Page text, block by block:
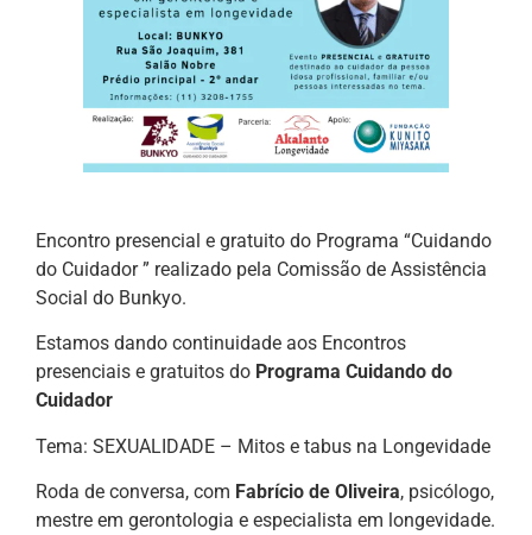
Encontro presencial e gratuito do Programa “Cuidando
do Cuidador ” realizado pela Comissão de Assistência
Social do Bunkyo.
Estamos dando continuidade aos Encontros
presenciais e gratuitos do Programa Cuidando do
Cuidador
Tema: SEXUALIDADE – Mitos e tabus na Longevidade
Roda de conversa, com Fabrício de Oliveira, psicólogo,
mestre em gerontologia e especialista em longevidade.